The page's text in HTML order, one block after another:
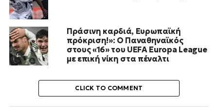
Πράσινη καρδιά, Ευρωπαϊκή
πρόκριση!»: Ο Παναθηναϊκός
στους «16» του UEFA Europa League
με επική νίκη στα πέναλτι
CLICK TO COMMENT